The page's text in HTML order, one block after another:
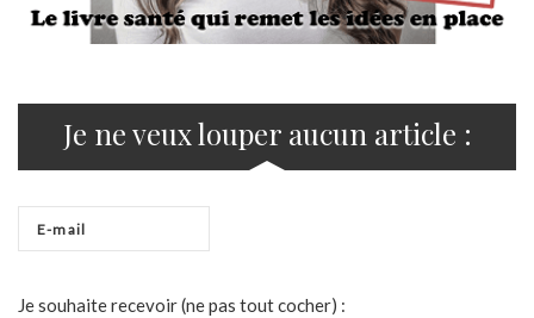
Je ne veux louper aucun article :
Je souhaite recevoir (ne pas tout cocher) :